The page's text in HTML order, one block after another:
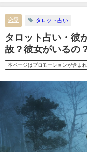
の？
恋愛 タロット占い
タロット占い・彼
故？彼女がいるの？
本ページはプロモーションが含ま